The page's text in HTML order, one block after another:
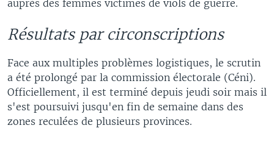
auprès des femmes victimes de viols de guerre.
Résultats par circonscriptions
Face aux multiples problèmes logistiques, le scrutin
a été prolongé par la commission électorale (Céni).
Officiellement, il est terminé depuis jeudi soir mais il
s'est poursuivi jusqu'en fin de semaine dans des
zones reculées de plusieurs provinces.